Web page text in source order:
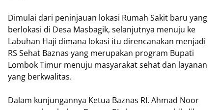
Dimulai dari peninjauan lokasi Rumah Sakit baru yang
berlokasi di Desa Masbagik, selanjutnya menuju ke
Labuhan Haji dimana lokasi itu direncanakan menjadi
RS Sehat Baznas yang merupakan program Bupati
Lombok Timur menuju masyarakat sehat dan layanan
yang berkwalitas.
Dalam kunjungannya Ketua Baznas RI. Ahmad Noor